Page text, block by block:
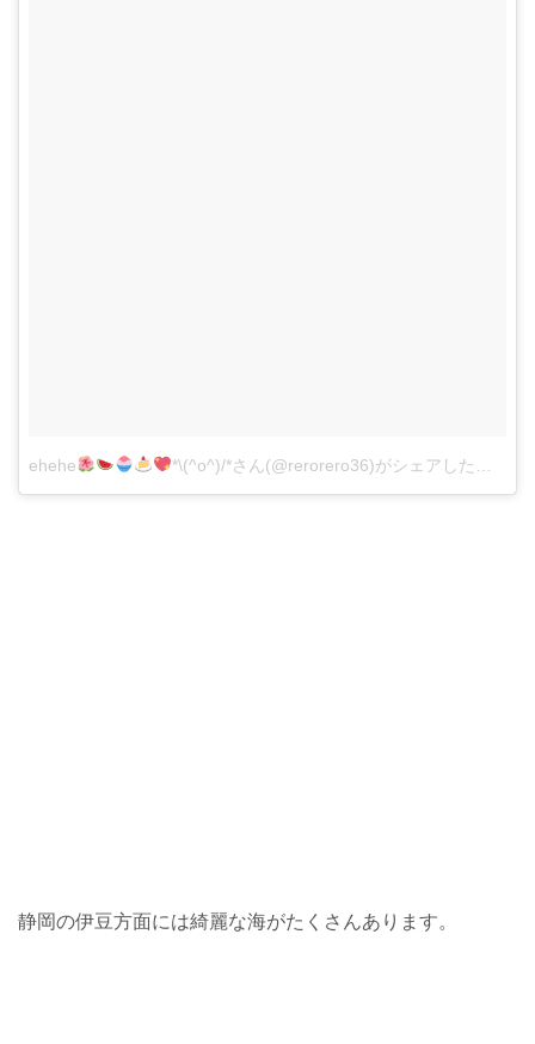
ehehe *\(^o^)/*さん(@rerorero36)がシェアした投稿
静岡の伊豆方面には綺麗な海がたくさんあります。